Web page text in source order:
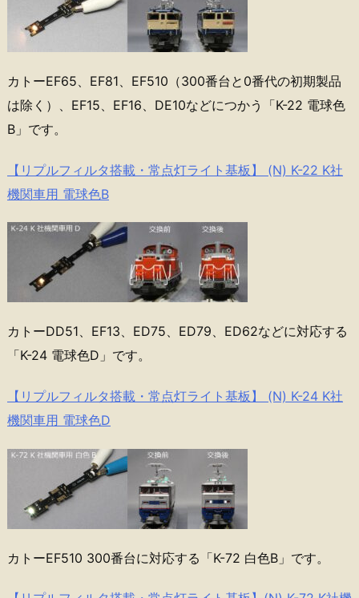
カトーEF65、EF81、EF510（300番台と0番代の初期製品
は除く）、EF15、EF16、DE10などにつかう「K-22 電球色
B」です。
【リプルフィルタ搭載・常点灯ライト基板】 (N) K-22 K社
機関車用 電球色B
カトーDD51、EF13、ED75、ED79、ED62などに対応する
「K-24 電球色D」です。
【リプルフィルタ搭載・常点灯ライト基板】 (N) K-24 K社
機関車用 電球色D
カトーEF510 300番台に対応する「K-72 白色B」です。